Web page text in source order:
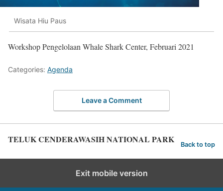
Wisata Hiu Paus
Workshop Pengelolaan Whale Shark Center, Februari 2021
Categories: Agenda
Leave a Comment
TELUK CENDERAWASIH NATIONAL PARK Back to top
Exit mobile version